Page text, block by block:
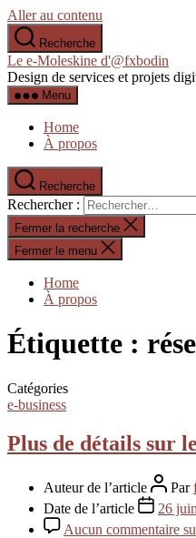
Aller au contenu
Recherche
Le e-Moleskine d'@fxbodin
Design de services et projets
Menu
Home
À propos
Recherche
Rechercher :
Fermer la recherche
Fermer le menu
Home
À propos
Étiquette :
Catégories
e-business
Plus de détails sur
Auteur de l’article Par
Date de l’article
26
Aucun commentaire